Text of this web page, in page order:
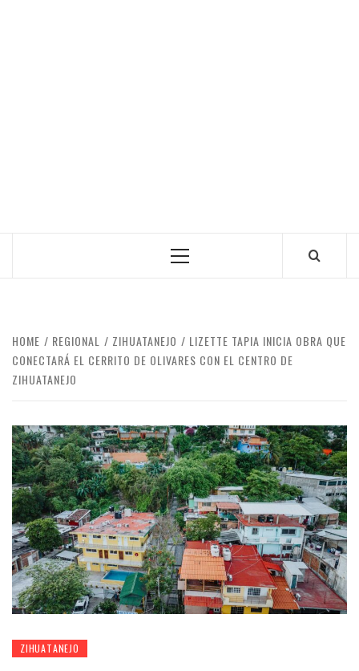
Primary
HOME REGIONAL ZIHUATANEJO
LIZETTE TAPIA INICIA OBRA QUE
CONECTARÁ EL CERRITO DE OLIVARES CON EL CENTRO DE
ZIHUATANEJO
ZIHUATANEJO